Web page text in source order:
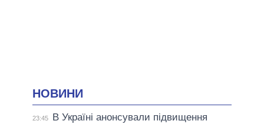
НОВИНИ
23:45
В Україні анонсували підвищення